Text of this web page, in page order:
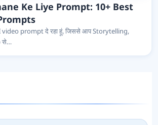
Ke Liye Prompt: 10+ Best
video prompt दे रहा हूं, जिससे आप Storytelling,
से…